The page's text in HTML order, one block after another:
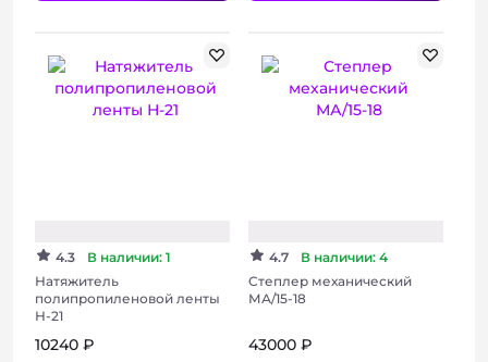
+ 2 фото
4.3
В наличии: 1
Натяжитель
полипропиленовой ленты
Н-21
10240 ₽
4.7
В наличии: 4
Степлер механический
МА/15-18
43000 ₽